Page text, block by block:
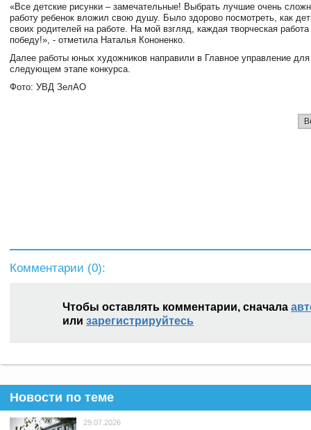
«Все детские рисунки – замечательные! Выбрать лучшие очень
работу ребенок вложил свою душу. Было здорово посмотреть, как
своих родителей на работе. На мой взгляд, каждая творческая
победу!», - отметила Наталья Кононенко.
Далее работы юных художников направили в Главное управление для
следующем этапе конкурса.
Фото: УВД ЗелАО
Комментарии (0):
Чтобы оставлять комментарии, сначала
или зарегистрируйтесь
Новости по теме
29.07.2026